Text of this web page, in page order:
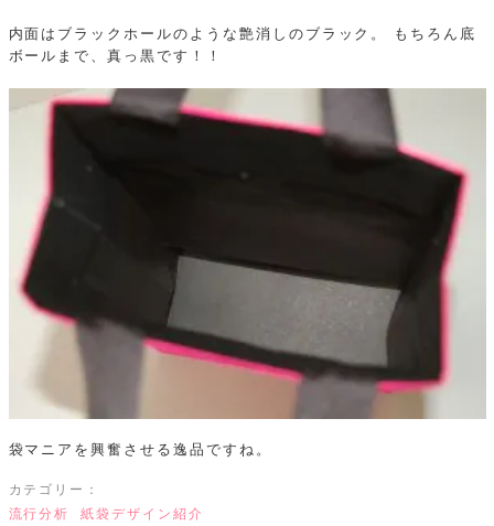
内面はブラックホールのような艶消しのブラック。
もちろん底
ボールまで、真っ黒です！！
袋マニアを興奮させる逸品ですね。
カテゴリー：
流行分析
紙袋デザイン紹介